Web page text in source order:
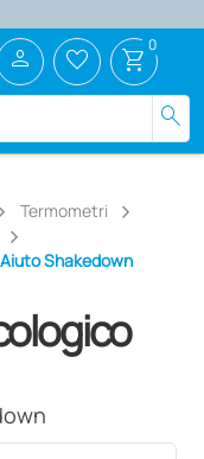
search
person favorite_border shopping_cart 0
Termometri
Shakedown